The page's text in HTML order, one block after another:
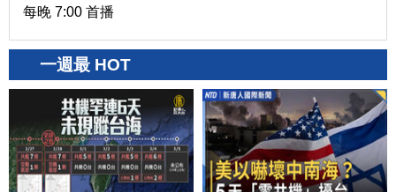
每晚 7:00 首播
一週最 HOT